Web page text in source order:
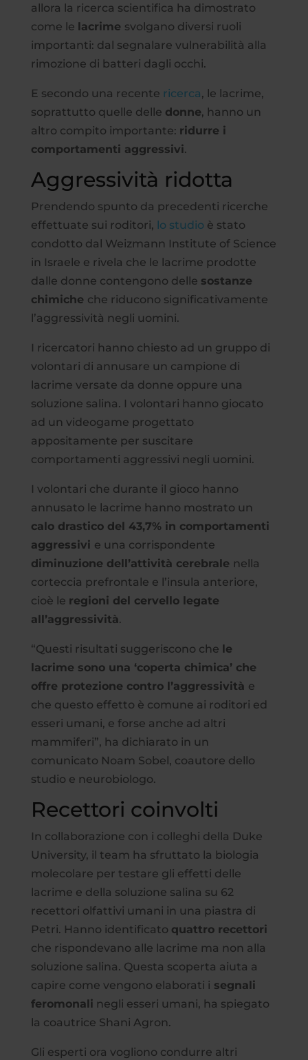
allora la ricerca scientifica ha dimostrato
come le lacrime svolgano diversi ruoli
importanti: dal segnalare vulnerabilità alla
rimozione di batteri dagli occhi.
E secondo una recente ricerca, le lacrime,
soprattutto quelle delle donne, hanno un
altro compito importante: ridurre i
comportamenti aggressivi.
Aggressività ridotta
Prendendo spunto da precedenti ricerche
effettuate sui roditori, lo studio è stato
condotto dal Weizmann Institute of Science
in Israele e rivela che le lacrime prodotte
dalle donne contengono delle sostanze
chimiche che riducono significativamente
l’aggressività negli uomini.
I ricercatori hanno chiesto ad un gruppo di
volontari di annusare un campione di
lacrime versate da donne oppure una
soluzione salina. I volontari hanno giocato
ad un videogame progettato
appositamente per suscitare
comportamenti aggressivi negli uomini.
I volontari che durante il gioco hanno
annusato le lacrime hanno mostrato un
calo drastico del 43,7% in comportamenti
aggressivi e una corrispondente
diminuzione dell’attività cerebrale nella
corteccia prefrontale e l’insula anteriore,
cioè le regioni del cervello legate
all’aggressività.
“Questi risultati suggeriscono che le
lacrime sono una ‘coperta chimica’ che
offre protezione contro l’aggressività e
che questo effetto è comune ai roditori ed
esseri umani, e forse anche ad altri
mammiferi”, ha dichiarato in un
comunicato Noam Sobel, coautore dello
studio e neurobiologo.
Recettori coinvolti
In collaborazione con i colleghi della Duke
University, il team ha sfruttato la biologia
molecolare per testare gli effetti delle
lacrime e della soluzione salina su 62
recettori olfattivi umani in una piastra di
Petri. Hanno identificato quattro recettori
che rispondevano alle lacrime ma non alla
soluzione salina. Questa scoperta aiuta a
capire come vengono elaborati i segnali
feromonali negli esseri umani, ha spiegato
la coautrice Shani Agron.
Gli esperti ora vogliono condurre altri